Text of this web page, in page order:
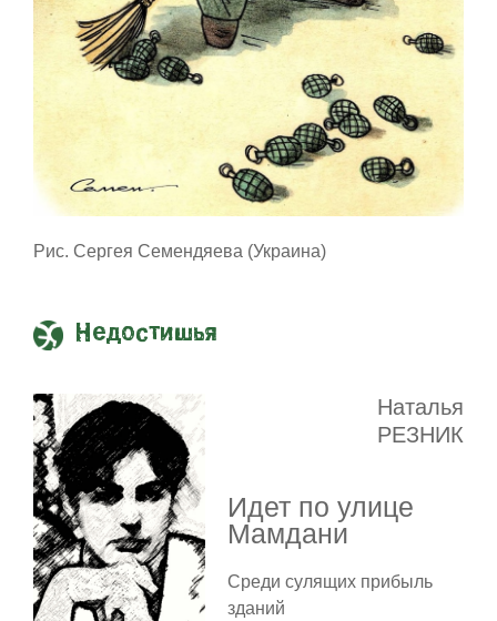
Рис. Сергея Семендяева (Украина)
Недостишья
Наталья
РЕЗНИК
Идет по улице
Мамдани
Среди сулящих прибыль
зданий